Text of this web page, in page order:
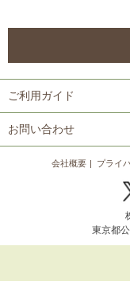
ご利用ガイド
お問い合わせ
会社概要 プライ
東京都